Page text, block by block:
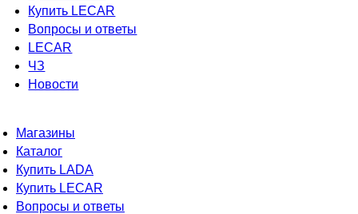
Купить LECAR
Вопросы и ответы
LECAR
ЧЗ
Новости
Магазины
Каталог
Купить LADA
Купить LECAR
Вопросы и ответы